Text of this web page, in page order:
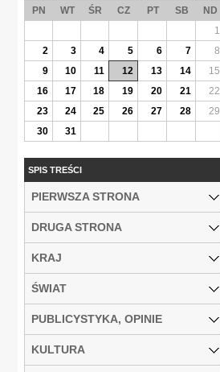
PN WT ŚR CZ PT SB
ND
1
2
3 4 5 6 7
8
9
10 11 12 13 14
15
16
17 18 19 20 21
22
23
24 25 26 27 28
29
30
31
SPIS TREŚCI
PIERWSZA STRONA
DRUGA STRONA
KRAJ
ŚWIAT
PUBLICYSTYKA, OPINIE
KULTURA